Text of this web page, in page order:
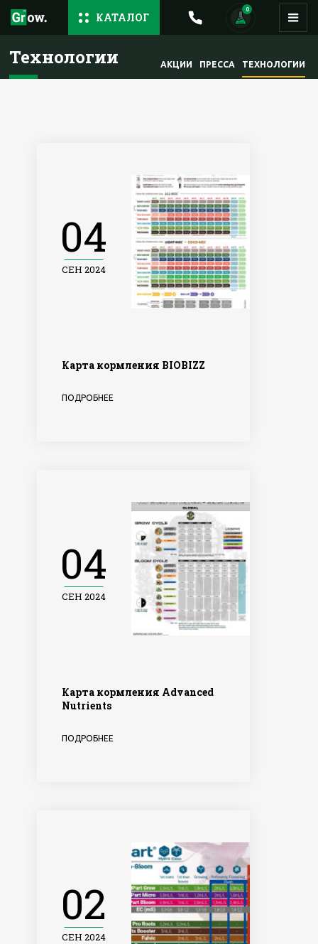
КАТАЛОГ
0
Технологии АКЦИИ ПРЕССА ТЕХНОЛОГИИ
04
СЕН 2024
Карта кормления BIOBIZZ
ПОДРОБНЕЕ
04
СЕН 2024
Карта кормления Advanced
Nutrients
ПОДРОБНЕЕ
02
СЕН 2024